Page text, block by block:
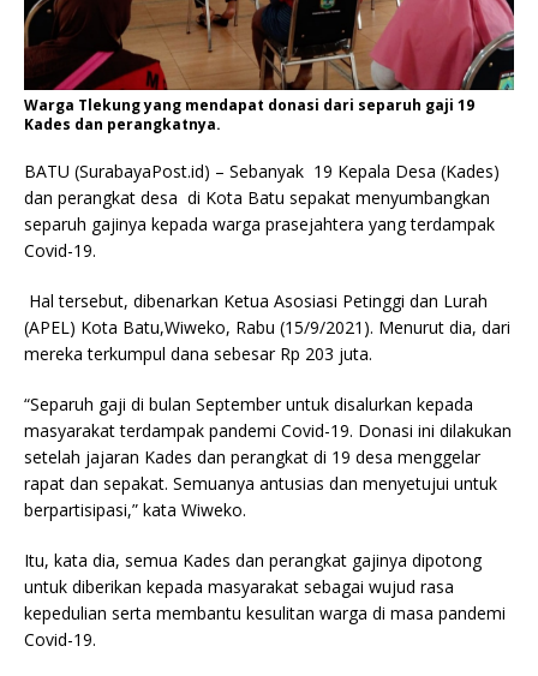
Warga Tlekung yang mendapat donasi dari separuh gaji 19
Kades dan perangkatnya.
BATU (SurabayaPost.id) – Sebanyak 19 Kepala Desa (Kades)
dan perangkat desa di Kota Batu sepakat menyumbangkan
separuh gajinya kepada warga prasejahtera yang terdampak
Covid-19.
Hal tersebut, dibenarkan Ketua Asosiasi Petinggi dan Lurah
(APEL) Kota Batu,Wiweko, Rabu (15/9/2021). Menurut dia, dari
mereka terkumpul dana sebesar Rp 203 juta.
“Separuh gaji di bulan September untuk disalurkan kepada
masyarakat terdampak pandemi Covid-19. Donasi ini dilakukan
setelah jajaran Kades dan perangkat di 19 desa menggelar
rapat dan sepakat. Semuanya antusias dan menyetujui untuk
berpartisipasi,” kata Wiweko.
Itu, kata dia, semua Kades dan perangkat gajinya dipotong
untuk diberikan kepada masyarakat sebagai wujud rasa
kepedulian serta membantu kesulitan warga di masa pandemi
Covid-19.